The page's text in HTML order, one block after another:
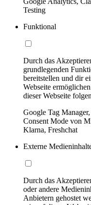
Testing
Funktional
Durch das
grundlegenden
bereitstellen und dir
Webseite
dieser Webseite
Google Tag
Consent Mode von
Klarna, Freshchat
Externe
Durch das
oder andere
Anbietern gehostet